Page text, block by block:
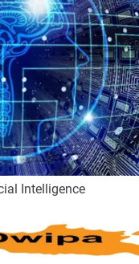
Intelligence